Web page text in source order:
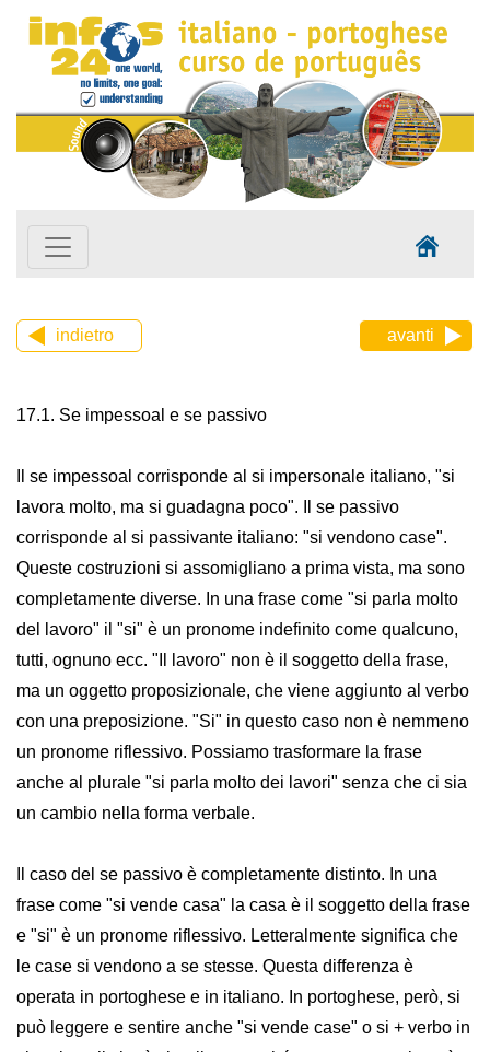
indietro avanti
17.1. Se impessoal e se passivo
Il se impessoal corrisponde al si impersonale italiano, "si
lavora molto, ma si guadagna poco". Il se passivo
corrisponde al si passivante italiano: "si vendono case".
Queste costruzioni si assomigliano a prima vista, ma sono
completamente diverse. In una frase come "si parla molto
del lavoro" il "si" è un pronome indefinito come qualcuno,
tutti, ognuno ecc. "Il lavoro" non è il soggetto della frase,
ma un oggetto proposizionale, che viene aggiunto al verbo
con una preposizione. "Si" in questo caso non è nemmeno
un pronome riflessivo. Possiamo trasformare la frase
anche al plurale "si parla molto dei lavori" senza che ci sia
un cambio nella forma verbale.
Il caso del se passivo è completamente distinto. In una
frase come "si vende casa" la casa è il soggetto della frase
e "si" è un pronome riflessivo. Letteralmente significa che
le case si vendono a se stesse. Questa differenza è
operata in portoghese e in italiano. In portoghese, però, si
può leggere e sentire anche "si vende case" o si + verbo in